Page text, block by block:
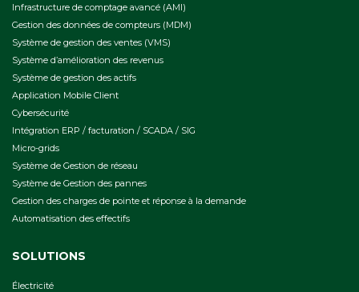
Infrastructure de comptage avancé (AMI)
Gestion des données de compteurs (MDM)
Système de gestion des ventes (VMS)
Système d’amélioration des revenus
Système de gestion des actifs
Application Mobile Client
Cybersécurité
Intégration ERP / facturation / SCADA / SIG
Micro-grids
Système de Gestion de réseau
Système de Gestion des pannes
Gestion des charges de pointe et réponse à la demande
Automatisation des effectifs
SOLUTIONS
Électricité